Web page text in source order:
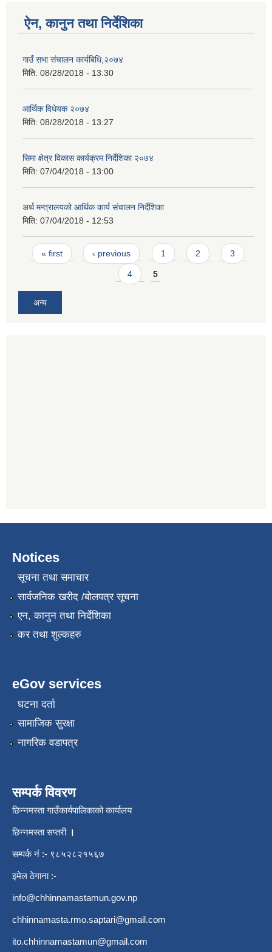
ऐन, कानुन तथा निर्देशिका
गाउँ सभा संचालन कार्यबिधि,२०७४
मिति: 08/28/2018 - 13:30
आर्थिक विधेयक २०७४
मिति: 08/28/2018 - 13:27
सिमा क्षेत्र विकास कार्यक्रम निर्देशिका २०७४
मिति: 07/04/2018 - 13:00
अर्थ मन्त्रालयको आर्थिक कार्य संचालन निर्देशिका
मिति: 07/04/2018 - 12:53
Pages
« first ‹ previous 1 2 3
4 5
अन्य
Notices
सूचना तथा समाचार
सार्वजनिक खरीद /बोलपत्र सूचना
एन, कानुन तथा निर्देशिका
कर तथा शुल्कहरु
eGov services
घटना दर्ता
सामाजिक सुरक्षा
नागरिक वडापत्र
सम्पर्क विवरण
छिन्नमस्ता गाउँकार्यपालिकाको कार्यालय
छिन्नमस्ता सप्तरी ।
सम्पर्क नं :- ९८५२८२१५६७
इमेल ठेगाना :-
info@chhinnamastamun.gov.np
chhinnamasta.rmo.saptari@gmail.com
ito.chhinnamastamun@gmail.com